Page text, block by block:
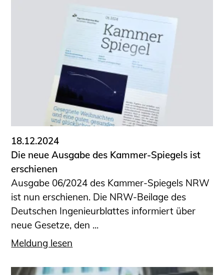
18.12.2024
Die neue Ausgabe des Kammer-Spiegels ist
erschienen
Ausgabe 06/2024 des Kammer-Spiegels NRW
ist nun erschienen. Die NRW-Beilage des
Deutschen Ingenieurblattes informiert über
neue Gesetze, den ...
Meldung lesen